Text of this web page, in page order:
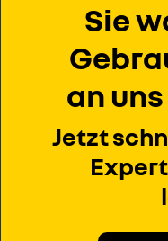
Sie
an
Jetzt